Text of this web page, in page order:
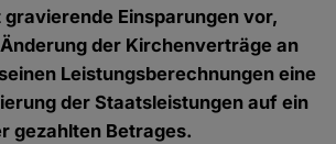
Einsparungen vor,
der Kirchenverträge an
Leistungsberechnungen eine
der Staatsleistungen auf ein
gezahlten Betrages.